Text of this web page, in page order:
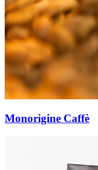
Monorigine Caffè